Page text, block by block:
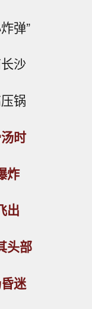
弹”
沙
锅
时
炸
出
头部
迷